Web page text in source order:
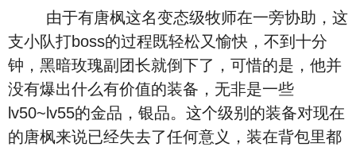
由于有唐枫这名变态级牧师在一旁协助，这
支小队打boss的过程既轻松又愉快，不到十分
钟，黑暗玫瑰副团长就倒下了，可惜的是，他并
没有爆出什么有价值的装备，无非是一些
lv50~lv55的金品，银品。这个级别的装备对现在
的唐枫来说已经失去了任何意义，装在背包里都